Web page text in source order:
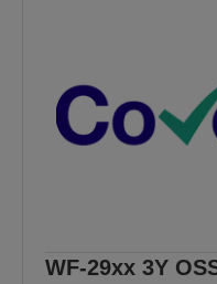
WF-29xx 3Y